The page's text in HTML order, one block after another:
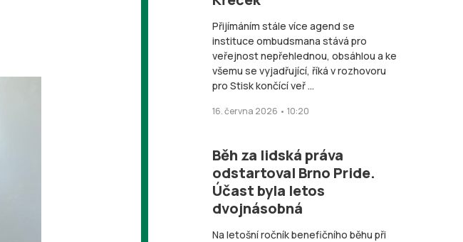
Přijímáním stále více agend se
instituce ombudsmana stává pro
veřejnost nepřehlednou, obsáhlou a ke
všemu se vyjadřující, říká v rozhovoru
pro Stisk končící veř ...
16. června 2026 • 10:20
Běh za lidská práva
odstartoval Brno Pride.
Účast byla letos
dvojnásobná
Na letošní ročník benefičního běhu při